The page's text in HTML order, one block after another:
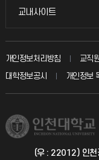
입학안내
취업정보(학생)
칭찬마당
학생서비스 지킴이
국방헬프콜
총동문회
교내사이트
교내사이트
교수회
교육혁신본부
국제지원과
개인정보처리방침 교직
대학정보공시
개인정보
(우 : 22012) 인천